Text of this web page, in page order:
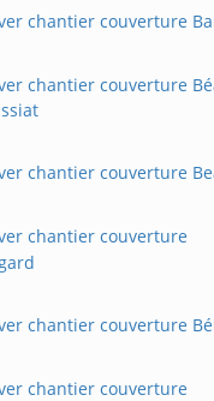
chantier couverture
chantier couverture
chantier couverture
chantier couverture
chantier couverture
chantier couverture